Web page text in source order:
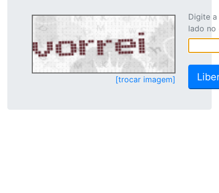
[trocar imagem]
Digite
lado no